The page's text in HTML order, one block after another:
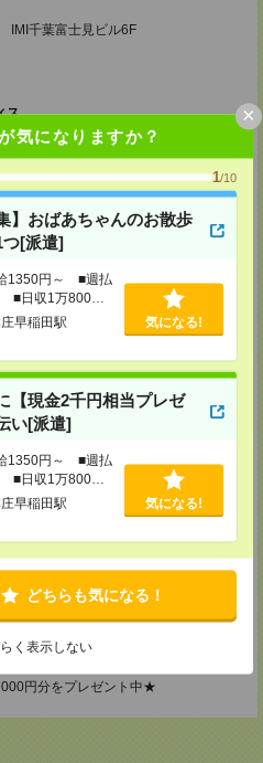
気になりますか？
1/10
】おばあちゃんのお散歩
つ[派遣]
1350円～ ■週払
日収1万800円
早稲田駅 気になる!
【現金2千円相当プレゼ
い[派遣]
1350円～ ■週払
日収1万800円
早稲田駅 気になる!
どちらも気になる！
く表示しない
×
IMI千葉富士見ビル6F
ス
ル7F 705号室
ス
ル6階
所
ィス
横浜ビジネスパークサウスタワー
円分をプレゼント中★